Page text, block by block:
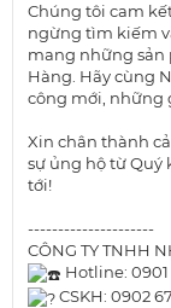
Chúng tôi cam
ngừng tìm kiếm
mang những sản
Hàng. Hãy cùng
công mới, những
Xin chân thành
sự ủng hộ từ
tới!
---------------------
CÔNG TY TNHH
Hotline:
CSKH: 0902